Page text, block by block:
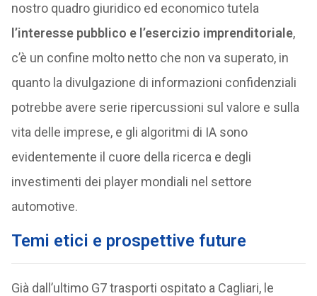
nostro quadro giuridico ed economico tutela
l’interesse pubblico e l’esercizio imprenditoriale,
c’è un confine molto netto che non va superato, in
quanto la divulgazione di informazioni confidenziali
potrebbe avere serie ripercussioni sul valore e sulla
vita delle imprese, e gli algoritmi di IA sono
evidentemente il cuore della ricerca e degli
investimenti dei player mondiali nel settore
automotive.
Temi etici e prospettive future
Già dall’ultimo G7 trasporti ospitato a Cagliari, le